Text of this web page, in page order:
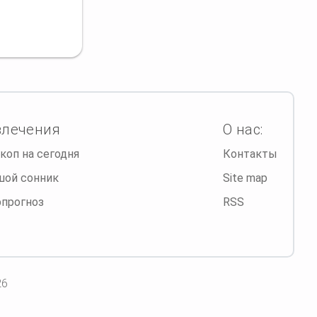
на сегодня
сонник
О нас:
Контакты
Site map
RSS